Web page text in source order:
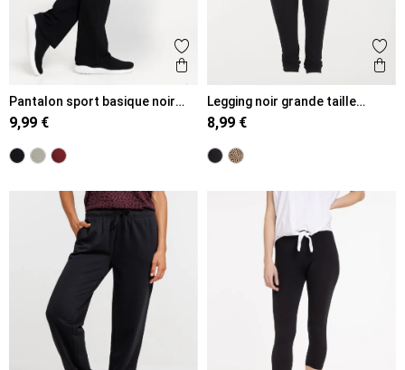
Ajouter aux favoris
Aperçu rapide
Pantalon sport basique noir
femme
9,99 €
Legging noir grande taille
femme
8,99 €